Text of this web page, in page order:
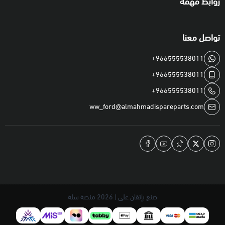
تواصل معنا
+966555538011
+966555538011
+966555538011
ww_ford@almahmadispareparts.com
صنع بإتقان على | 2026 منصة سلة